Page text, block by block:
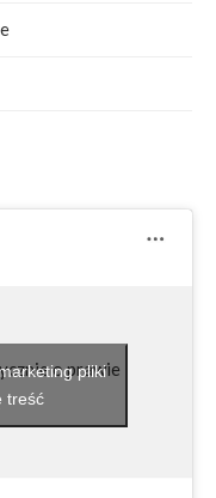
o prawie
pliki
treść